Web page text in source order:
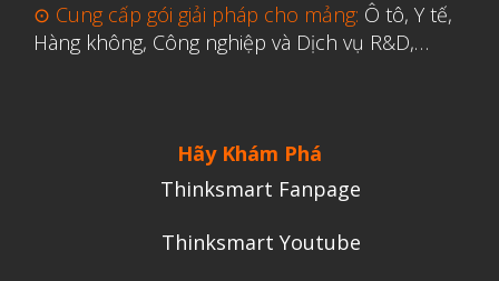
⊙ Cung cấp gói giải pháp cho mảng: Ô tô, Y tế,
Hàng không, Công nghiệp và Dịch vụ R&D,…
Hãy Khám Phá
Thinksmart Fanpage
Thinksmart Youtube